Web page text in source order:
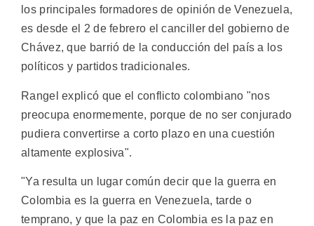
los principales formadores de opinión de Venezuela,
es desde el 2 de febrero el canciller del gobierno de
Chávez, que barrió de la conducción del país a los
políticos y partidos tradicionales.
Rangel explicó que el conflicto colombiano "nos
preocupa enormemente, porque de no ser conjurado
pudiera convertirse a corto plazo en una cuestión
altamente explosiva".
"Ya resulta un lugar común decir que la guerra en
Colombia es la guerra en Venezuela, tarde o
temprano, y que la paz en Colombia es la paz en